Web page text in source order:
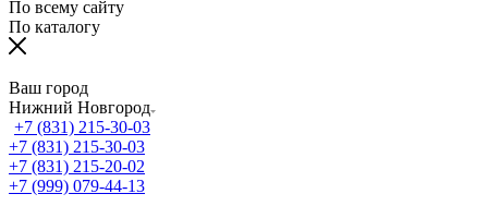
По всему сайту
По каталогу
Ваш город
Нижний Новгород
+7 (831) 215-30-03
+7 (831) 215-30-03
+7 (831) 215-20-02
+7 (999) 079-44-13